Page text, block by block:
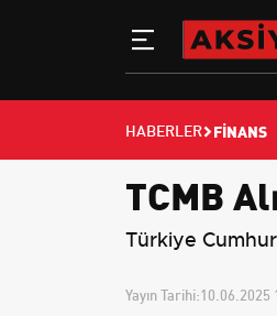
HABERLER FINANS
TCMB
Türkiye
Yayın Tarihi:10.06.2025